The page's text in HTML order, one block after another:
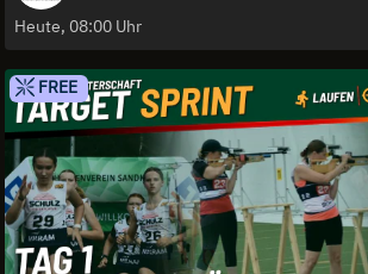
Heute, 08:00 Uhr
FREE